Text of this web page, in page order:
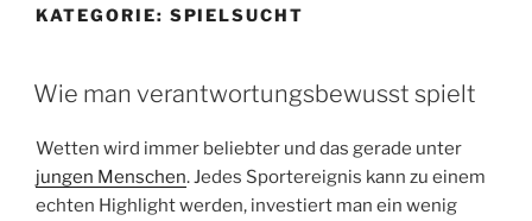
KATEGORIE: SPIELSUCHT
V
E
Ö
F
F
E
Wie man verantwortungsbewusst spielt
Wetten wird immer beliebter und das gerade unter
jungen Menschen. Jedes Sportereignis kann zu einem
echten Highlight werden, investiert man ein wenig